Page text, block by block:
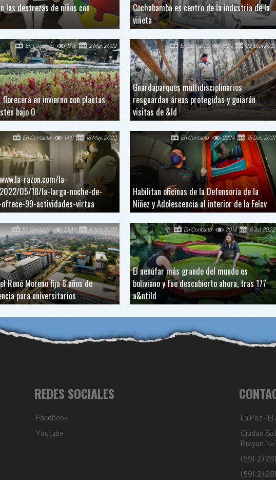
las destrezas de niños con
Cochabamba es centro de la industria de la
viñeta
florecerá en invierno con plantas
bajo 0
2 Mar, 2022
1716
En Contacto
Guardaparques multidisciplinarios
resguardan áreas protegidas y guiarán
visitas de &ld
20 Sep, 2021
1924
En Contacto
razon.com/la-
05/18/la-larga-noche-de-
99-actividades-virtua
18 May, 2022
1418
En Contacto
Habilitan oficinas de la Defensoría de la
Niñez y Adolescencia al interior de la Felcv
15 Dec, 2021
2224
En Contacto
René Moreno fija 8 años de
para universitarios
8 Jun, 2022
2549
En Contacto
El nenúfar más grande del mundo es
boliviano y fue descubierto ahora, tras 177
a&ntild
6 Jul, 2022
2014
En Contacto
REDES SOCIALES
Facebook
Youtube
La Paz - El
Ciudad
Brayan
(591-2)
(591-2)